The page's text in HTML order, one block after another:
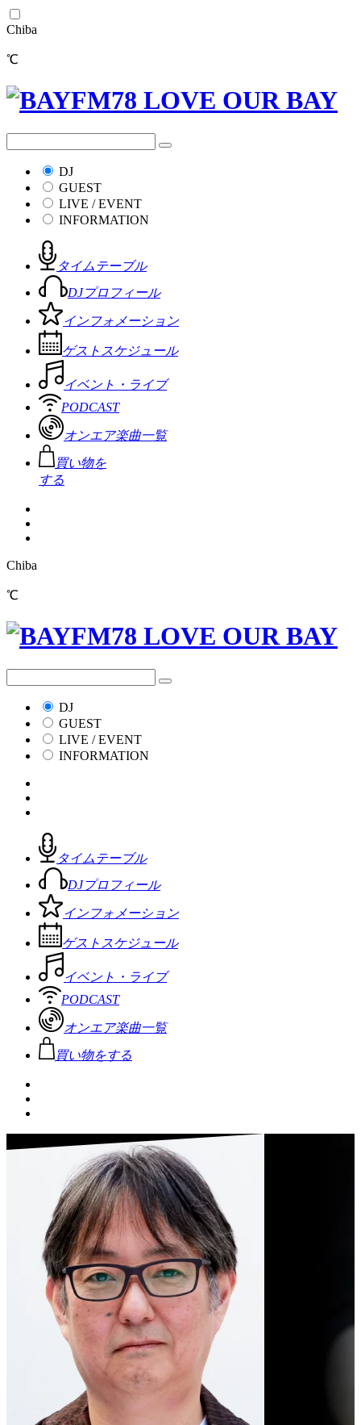
Chiba
℃
DJ
GUEST
LIVE / EVENT
INFORMATION
タイムテーブル
DJプロフィール
インフォメーション
ゲストスケジュール
イベント・ライブ
PODCAST
オンエア楽曲一覧
買い物を
する
Chiba
℃
DJ
GUEST
LIVE / EVENT
INFORMATION
タイムテーブル
DJプロフィール
インフォメーション
ゲストスケジュール
イベント・ライブ
PODCAST
オンエア楽曲一覧
買い物をする